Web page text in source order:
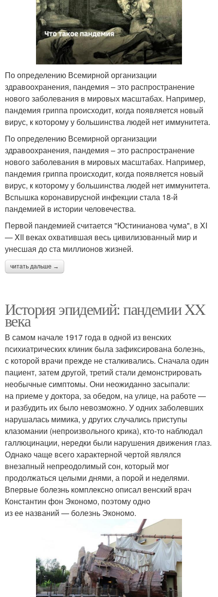
По определению Всемирной организации
здравоохранения, пандемия – это распространение
нового заболевания в мировых масштабах. Например,
пандемия гриппа происходит, когда появляется новый
вирус, к которому у большинства людей нет иммунитета.
По определению Всемирной организации
здравоохранения, пандемия – это распространение
нового заболевания в мировых масштабах. Например,
пандемия гриппа происходит, когда появляется новый
вирус, к которому у большинства людей нет иммунитета.
Вспышка коронавирусной инфекции стала 18-й
пандемией в истории человечества.
Первой пандемией считается "Юстинианова чума", в XI
— XII веках охватившая весь цивилизованный мир и
унесшая до ста миллионов жизней.
читать дальше →
История эпидемий: пандемии XX
века
В самом начале 1917 года в одной из венских
психиатрических клиник была зафиксирована болезнь,
с которой врачи прежде не сталкивались. Сначала один
пациент, затем другой, третий стали демонстрировать
необычные симптомы. Они неожиданно засыпали:
на приеме у доктора, за обедом, на улице, на работе —
и разбудить их было невозможно. У одних заболевших
нарушалась мимика, у других случались приступы
клазомании (непроизвольного крика), кто-то наблюдал
галлюцинации, нередки были нарушения движения глаз.
Однако чаще всего характерной чертой являлся
внезапный непреодолимый сон, который мог
продолжаться целыми днями, а порой и неделями.
Впервые болезнь комплексно описал венский врач
Константин фон Экономо, поэтому одно
из ее названий — болезнь Экономо.